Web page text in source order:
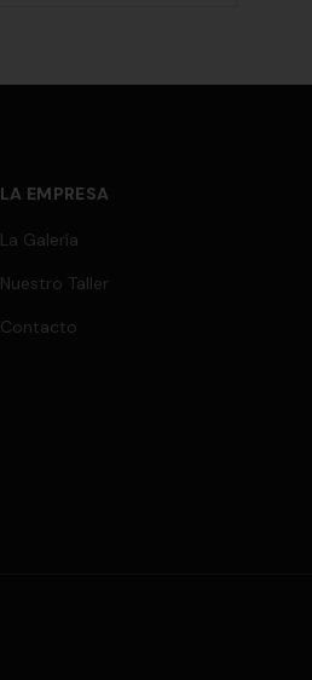
LA EMPRESA
La Galería
Nuestro Taller
Contacto